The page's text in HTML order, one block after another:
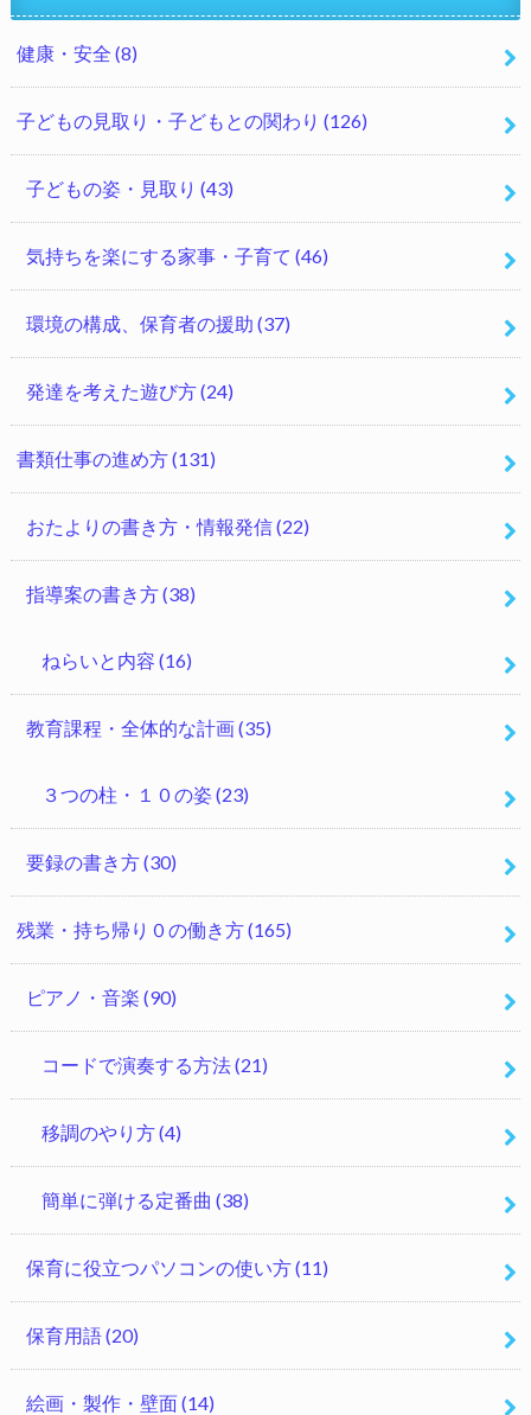
健康・安全 (8)
子どもの見取り・子どもとの関わり (126)
子どもの姿・見取り (43)
気持ちを楽にする家事・子育て (46)
環境の構成、保育者の援助 (37)
発達を考えた遊び方(24)
書類仕事の進め方(131)
おたよりの書き方・情報発信(22)
指導案の書き方(38)
ねらいと内容 (16)
教育課程・全体的な計画(35)
３つの柱・１０の姿(23)
要録の書き方(30)
残業・持ち帰り０の働き方(165)
ピアノ・音楽 (90)
コードで演奏する方法(21)
移調のやり方(4)
簡単に弾ける定番曲 (38)
保育に役立つパソコンの使い方(11)
保育用語(20)
絵画・製作・壁面(14)